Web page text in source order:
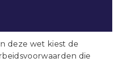
deze wet kiest de
die